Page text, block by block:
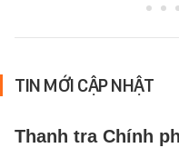
TIN MỚI CẬP NHẬT
Thanh tra Chính